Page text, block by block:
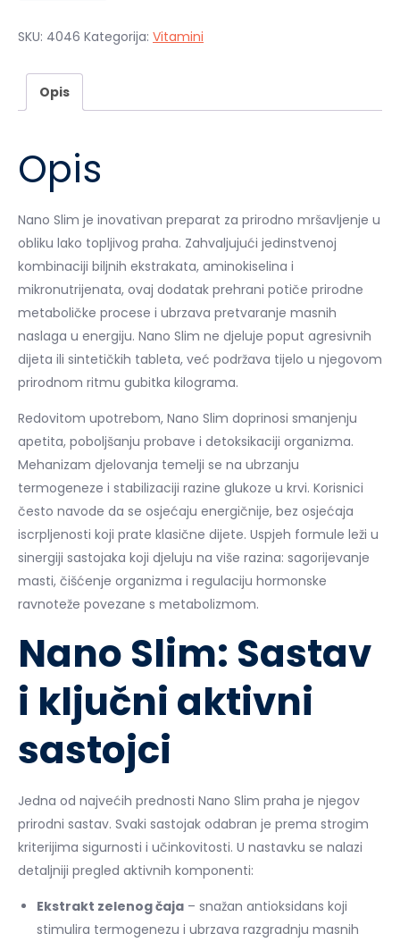
SKU: 4046 Kategorija: Vitamini
Opis
Opis
Nano Slim je inovativan preparat za prirodno mršavljenje u
obliku lako topljivog praha. Zahvaljujući jedinstvenoj
kombinaciji biljnih ekstrakata, aminokiselina i
mikronutrijenata, ovaj dodatak prehrani potiče prirodne
metaboličke procese i ubrzava pretvaranje masnih
naslaga u energiju. Nano Slim ne djeluje poput agresivnih
dijeta ili sintetičkih tableta, već podržava tijelo u njegovom
prirodnom ritmu gubitka kilograma.
Redovitom upotrebom, Nano Slim doprinosi smanjenju
apetita, poboljšanju probave i detoksikaciji organizma.
Mehanizam djelovanja temelji se na ubrzanju
termogeneze i stabilizaciji razine glukoze u krvi. Korisnici
često navode da se osjećaju energičnije, bez osjećaja
iscrpljenosti koji prate klasične dijete. Uspjeh formule leži u
sinergiji sastojaka koji djeluju na više razina: sagorijevanje
masti, čišćenje organizma i regulaciju hormonske
ravnoteže povezane s metabolizmom.
Nano Slim: Sastav
i ključni aktivni
sastojci
Jedna od najvećih prednosti Nano Slim praha je njegov
prirodni sastav. Svaki sastojak odabran je prema strogim
kriterijima sigurnosti i učinkovitosti. U nastavku se nalazi
detaljniji pregled aktivnih komponenti:
Ekstrakt zelenog čaja – snažan antioksidans koji
stimulira termogenezu i ubrzava razgradnju masnih